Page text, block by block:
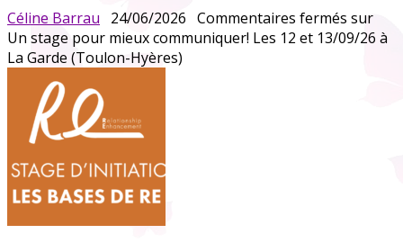
Céline Barrau 24/06/2026 Commentaires fermés sur
Un stage pour mieux communiquer! Les 12 et 13/09/26 à
La Garde (Toulon-Hyères)